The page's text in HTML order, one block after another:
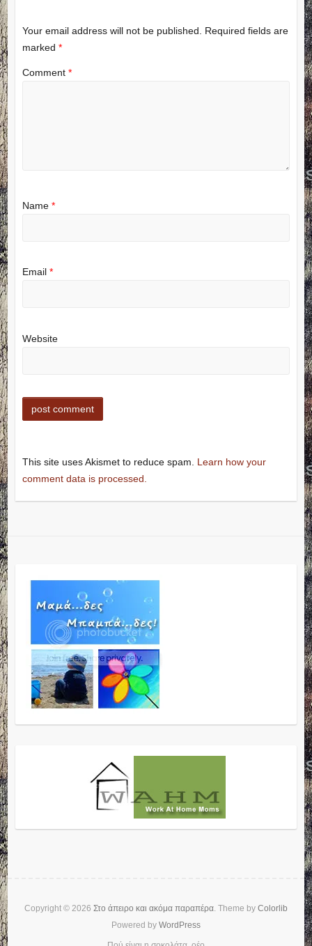
Your email address will not be published. Required fields are
marked *
Comment *
Name *
Email *
Website
This site uses Akismet to reduce spam. Learn how your
comment data is processed.
Copyright © 2026 Στο άπειρο και ακόμα παραπέρα. Theme by Colorlib
Powered by WordPress